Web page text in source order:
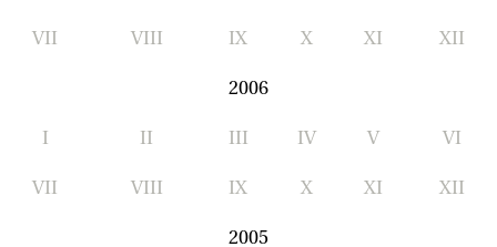
VII VIII IX X XI XII
2006
I II III IV V VI
VII VIII IX X XI XII
2005